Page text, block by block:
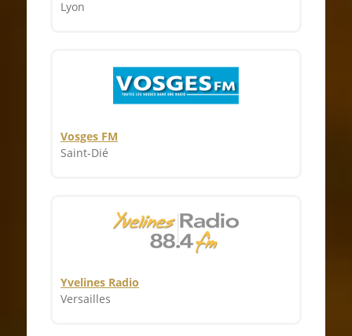
Lyon
Vosges FM
Saint-Dié
Yvelines Radio
Versailles